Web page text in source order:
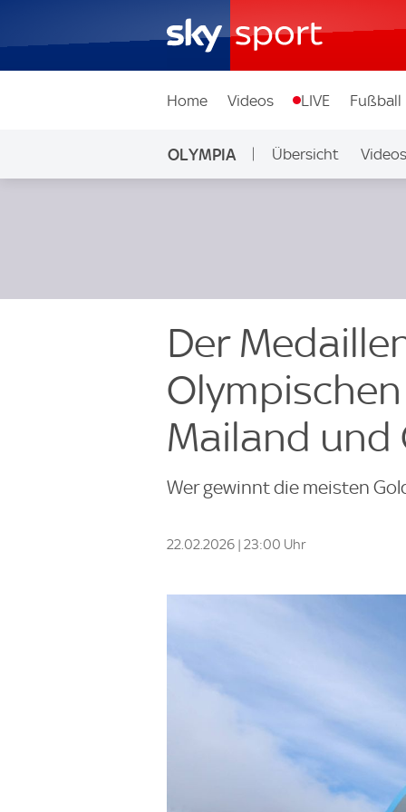
Home Videos LIVE Fußball
OLYMPIA Übersicht Videos
Der
Mailand und
Wer gewinnt die meisten
22.02.2026 | 23:00 Uhr